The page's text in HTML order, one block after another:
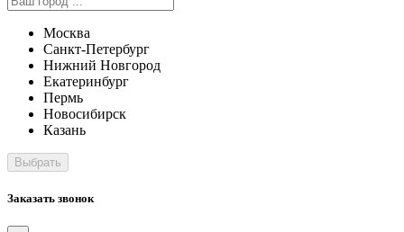
Москва
Санкт-Петербург
Нижний Новгород
Екатеринбург
Пермь
Новосибирск
Казань
Заказать звонок